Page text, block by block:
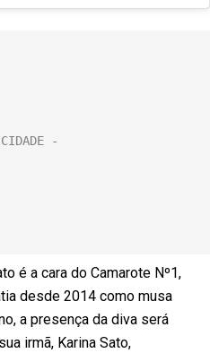
é a cara do Camarote Nº1,
desde 2014 como musa
a presença da diva será
irmã, Karina Sato,